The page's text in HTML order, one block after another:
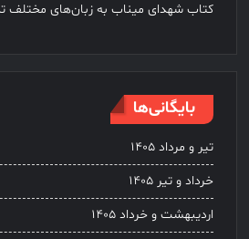
کتاب شهدای میناب به زبان‌های مختلف
بایگانی‌ها
تیر و مرداد ۱۴۰۵
خرداد و تیر ۱۴۰۵
اردیبهشت و خرداد ۱۴۰۵